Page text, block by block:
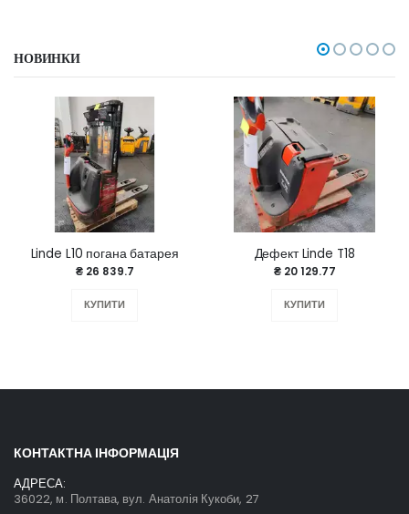
НОВИНКИ
Linde L10 погана батарея
₴ 26 839.7
КУПИТИ
Дефект Linde T18
₴ 20 129.77
КУПИТИ
КОНТАКТНА ІНФОРМАЦІЯ
АДРЕСА:
36022, м. Полтава, вул. Анатолія Кукоби, 27